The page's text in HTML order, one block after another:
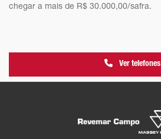
chegar a mais de R$ 30.000,00/safra.
Ver telefones